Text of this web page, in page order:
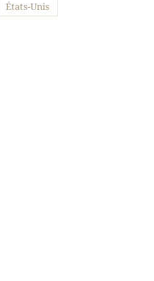
États-Unis